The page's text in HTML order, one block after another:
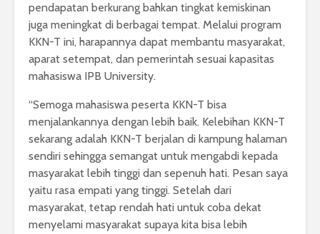
pendapatan berkurang bahkan tingkat kemiskinan
juga meningkat di berbagai tempat. Melalui program
KKN-T ini, harapannya dapat membantu masyarakat,
aparat setempat, dan pemerintah sesuai kapasitas
mahasiswa IPB University.
“Semoga mahasiswa peserta KKN-T bisa
menjalankannya dengan lebih baik. Kelebihan KKN-T
sekarang adalah KKN-T berjalan di kampung halaman
sendiri sehingga semangat untuk mengabdi kepada
masyarakat lebih tinggi dan sepenuh hati. Pesan saya
yaitu rasa empati yang tinggi. Setelah dari
masyarakat, tetap rendah hati untuk coba dekat
menyelami masyarakat supaya kita bisa lebih